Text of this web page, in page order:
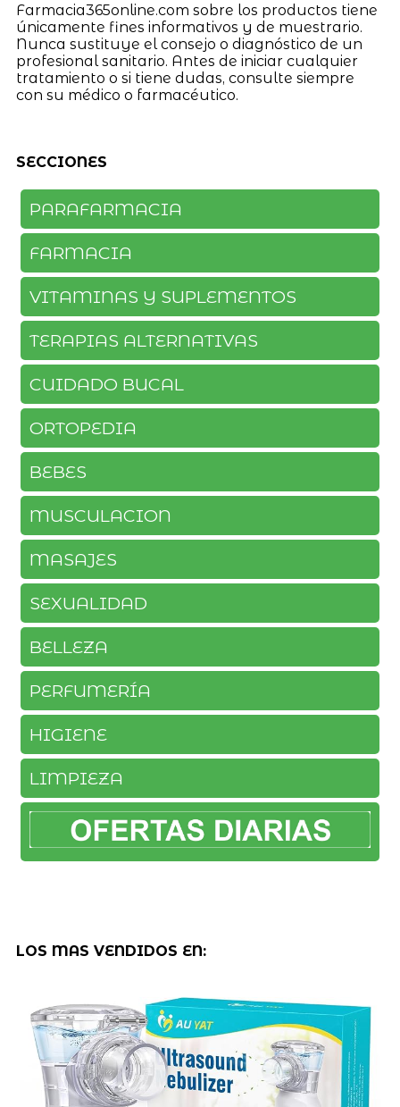
Farmacia365online.com sobre los productos tiene
únicamente fines informativos y de muestrario.
Nunca sustituye el consejo o diagnóstico de un
profesional sanitario. Antes de iniciar cualquier
tratamiento o si tiene dudas, consulte siempre
con su médico o farmacéutico.
SECCIONES
PARAFARMACIA
FARMACIA
VITAMINAS Y SUPLEMENTOS
TERAPIAS ALTERNATIVAS
CUIDADO BUCAL
ORTOPEDIA
BEBES
MUSCULACION
MASAJES
SEXUALIDAD
BELLEZA
PERFUMERÍA
HIGIENE
LIMPIEZA
LOS MAS VENDIDOS EN: